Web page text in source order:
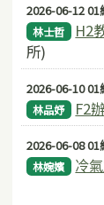
2026-06-12
林士哲 H2
所)
2026-06-10
林品妤 F2
2026-06-08
林婉嬪 冷